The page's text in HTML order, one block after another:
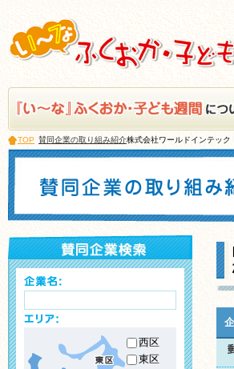
TOP 賛同企業の取り組み紹介株式会社ワールドインテック
西区
東区